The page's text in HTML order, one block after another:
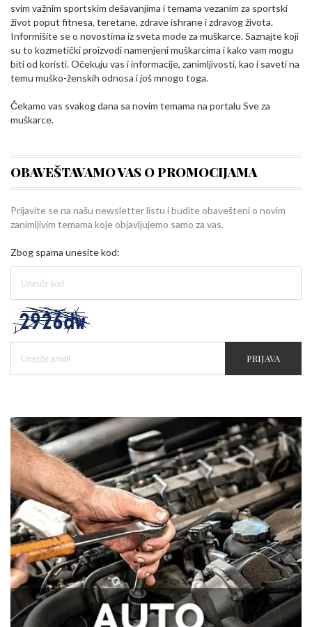
svim važnim sportskim dešavanjima i temama vezanim za sportski
život poput fitnesa, teretane, zdrave ishrane i zdravog života.
Informišite se o novostima iz sveta mode za muškarce. Saznajte koji
su to kozmetički proizvodi namenjeni muškarcima i kako vam mogu
biti od koristi. Očekuju vas i informacije, zanimljivosti, kao i saveti na
temu muško-ženskih odnosa i još mnogo toga.
Čekamo vas svakog dana sa novim temama na portalu Sve za
muškarce.
OBAVEŠTAVAMO VAS O PROMOCIJAMA
Prijavite se na našu newsletter listu i budite obavešteni o novim
zanimljivim temama koje objavljujemo samo za vas.
Zbog spama unesite kod:
PRIJAVA
Tegobe sa sinusima koje muškarci
najčešće trpe bez odlaska kod lekara